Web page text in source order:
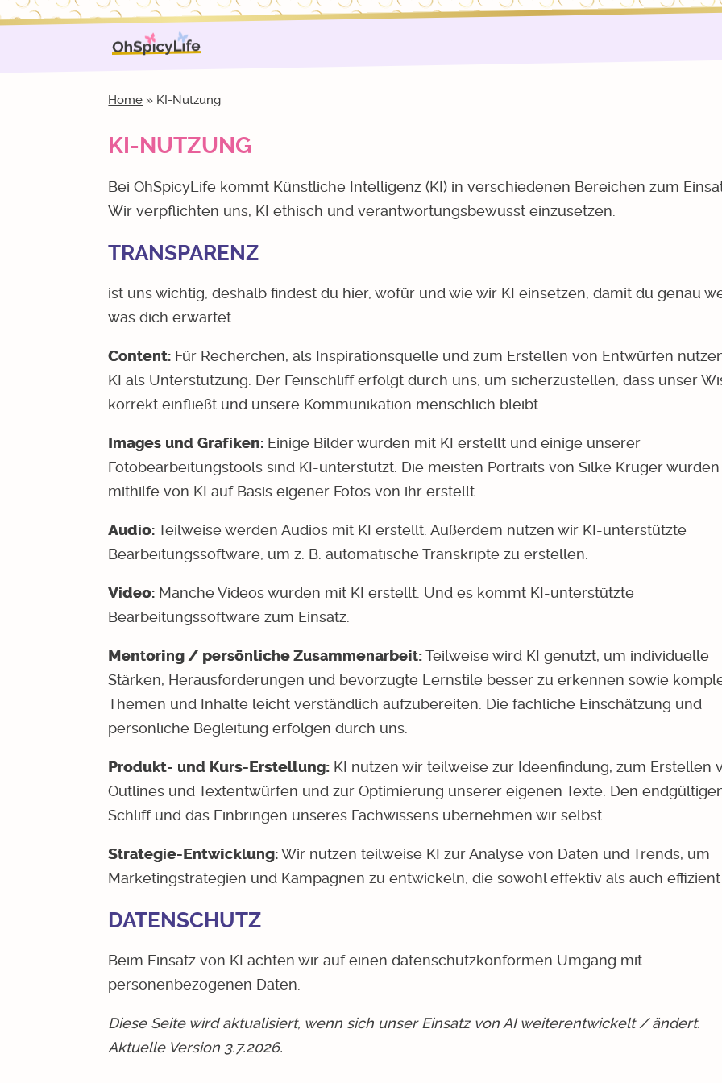
Home » KI-Nutzung
KI-NUTZUNG
Bei OhSpicyLife kommt Künstliche Intelligenz (KI) in verschiedenen Bereichen zum
Wir verpflichten uns, KI ethisch und verantwortungsbewusst einzusetzen.
TRANSPARENZ
ist uns wichtig, deshalb findest du hier, wofür und wie wir KI einsetzen, damit du genau
was dich erwartet.
Content: Für Recherchen, als Inspirationsquelle und zum Erstellen von Entwürfen
KI als Unterstützung. Der Feinschliff erfolgt durch uns, um sicherzustellen, dass unser
korrekt einfließt und unsere Kommunikation menschlich bleibt.
Images und Grafiken: Einige Bilder wurden mit KI erstellt und einige unserer
Fotobearbeitungstools sind KI-unterstützt. Die meisten Portraits von Silke Krüger wurden
mithilfe von KI auf Basis eigener Fotos von ihr erstellt.
Audio:Teilweise werden Audios mit KI erstellt. Außerdem nutzen wir KI-unterstützte
Bearbeitungssoftware, um z. B. automatische Transkripte zu erstellen.
Video: Manche Videos wurden mit KI erstellt. Und es kommt KI-unterstützte
Bearbeitungssoftware zum Einsatz.
Mentoring / persönliche Zusammenarbeit:Teilweise wird KI genutzt, um individuelle
Stärken, Herausforderungen und bevorzugte Lernstile besser zu erkennen sowie
Themen und Inhalte leicht verständlich aufzubereiten. Die fachliche Einschätzung und
persönliche Begleitung erfolgen durch uns.
Produkt- und Kurs-Erstellung:KI nutzen wir teilweise zur Ideenfindung, zum Erstellen
Outlines und Textentwürfen und zur Optimierung unserer eigenen Texte. Den
Schliff und das Einbringen unseres Fachwissens übernehmen wir selbst.
Strategie-Entwicklung:Wir nutzen teilweise KI zur Analyse von Daten und Trends, um
Marketingstrategien und Kampagnen zu entwickeln, die sowohl effektiv als auch effizient
DATENSCHUTZ
Beim Einsatz von KI achten wir auf einen datenschutzkonformen Umgang mit
personenbezogenen Daten.
Diese Seite wird aktualisiert, wenn sich unser Einsatz von AI weiterentwickelt / ändert.
Aktuelle Version 3.7.2026.